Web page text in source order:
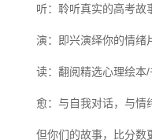
听：聆听真实的高考故
演：即兴演绎你的情绪
读：翻阅精选心理绘本
愈：与自我对话，与情
但你们的故事，比分数